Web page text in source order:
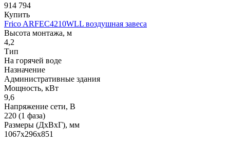
914 794
Купить
Frico ARFEC4210WLL воздушная завеса
Высота монтажа, м
4,2
Тип
На горячей воде
Назначение
Административные здания
Мощность, кВт
9,6
Напряжение сети, В
220 (1 фаза)
Размеры (ДхВхГ), мм
1067x296x851